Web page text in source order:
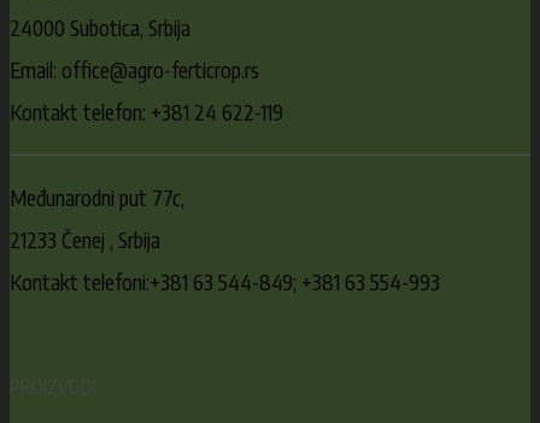
24000 Subotica, Srbija
Email: office@agro-ferticrop.rs
Kontakt telefon: +381 24 622-119
Međunarodni put 77c,
21233 Čenej , Srbija
Kontakt telefoni:+381 63 544-849; +381 63 554-993
PROIZVODI